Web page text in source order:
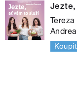
Koupit